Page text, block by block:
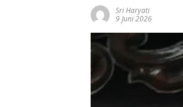
Sri Haryati
9 Juni 2026